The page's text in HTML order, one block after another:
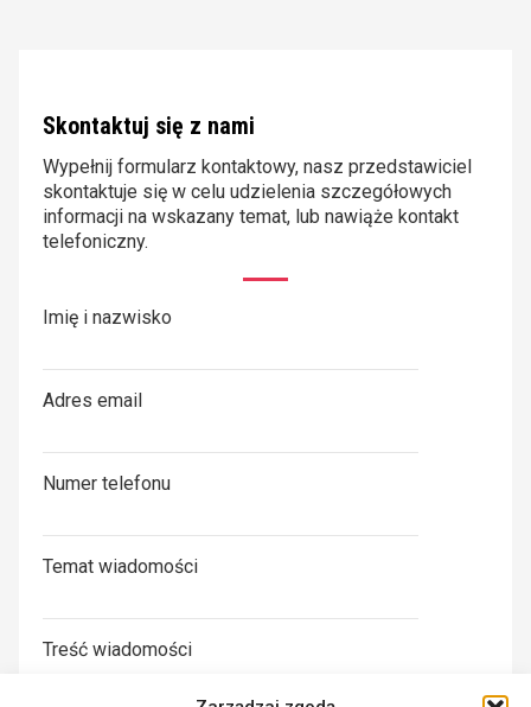
Skontaktuj się z nami
Wypełnij formularz kontaktowy, nasz przedstawiciel
skontaktuje się w celu udzielenia szczegółowych
informacji na wskazany temat, lub nawiąże kontakt
telefoniczny.
Imię i nazwisko
Adres email
Numer telefonu
Temat wiadomości
Treść wiadomości